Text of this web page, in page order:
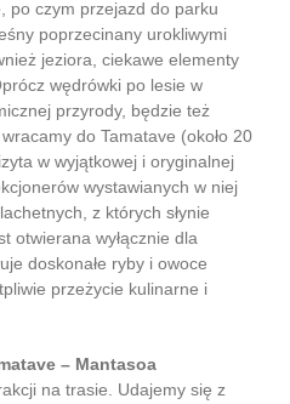
po czym przejazd do parku
poprzecinany urokliwymi
jeziora, ciekawe elementy
wędrówki po lesie w
przyrody, będzie też
do Tamatave (około 20
w wyjątkowej i oryginalnej
wystawianych w niej
z których słynie
otwierana wyłącznie dla
doskonałe ryby i owoce
przeżycie kulinarne i
– Mantasoa
na trasie. Udajemy się z